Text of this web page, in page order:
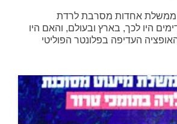
אחדות מסרבת לרדת
היו לכך, בארץ ובעולם, והאם היו
העדיפה בפלונטר הפוליטי